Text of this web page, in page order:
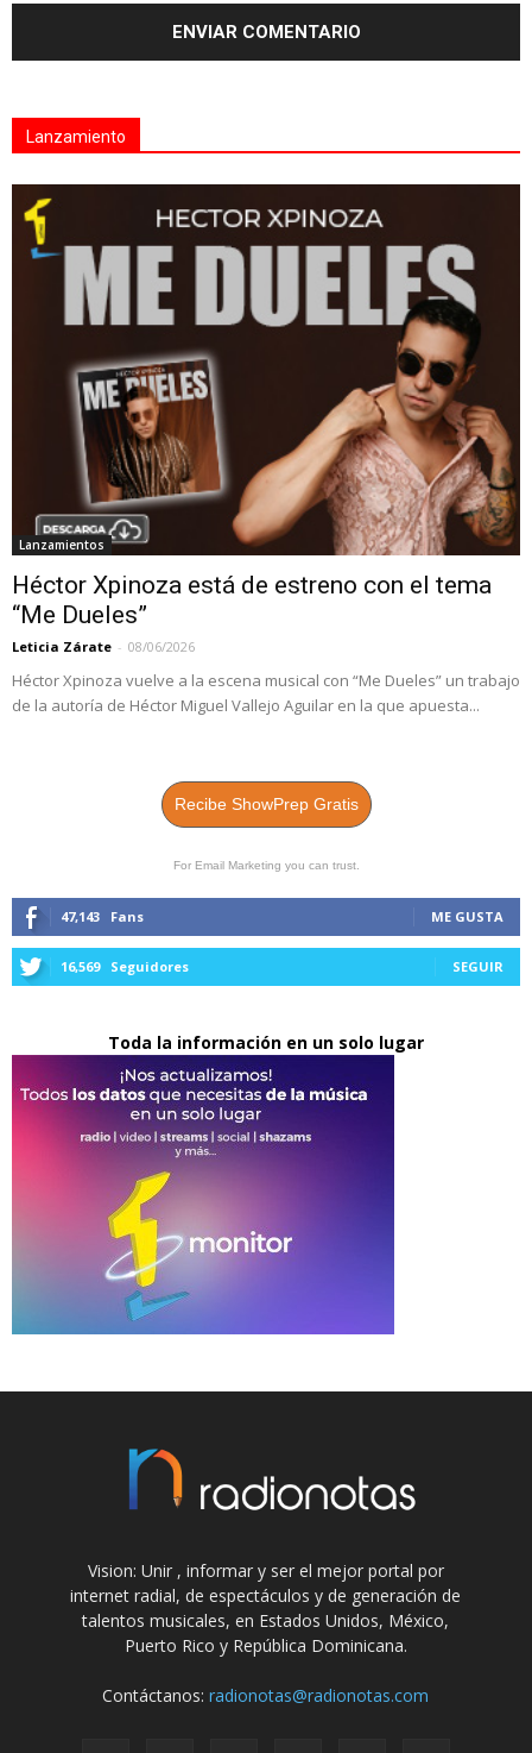
Lanzamiento
Lanzamientos
Héctor Xpinoza está de estreno con el tema
“Me Dueles”
Leticia Zárate - 08/06/2026
Héctor Xpinoza vuelve a la escena musical con “Me Dueles” un trabajo
de la autoría de Héctor Miguel Vallejo Aguilar en la que apuesta...
Recibe ShowPrep Gratis
For Email Marketing you can trust.
47,143 Fans ME GUSTA
16,569 Seguidores SEGUIR
Toda la información en un solo lugar
Vision: Unir , informar y ser el mejor portal por
internet radial, de espectáculos y de generación de
talentos musicales, en Estados Unidos, México,
Puerto Rico y República Dominicana.
Contáctanos:radionotas@radionotas.com